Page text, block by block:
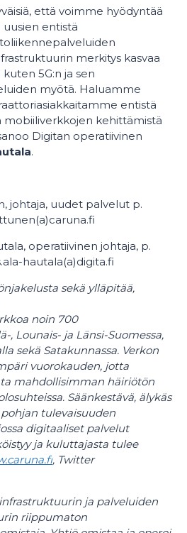
että voimme hyödyntää
entistä
merkitys kasvaa
5G:n ja sen
myötä. Haluamme
entistä
mobiiliverkkojen kehittämistä
Digitan operatiivinen
.
johtaja, uudet palvelut p.
operatiivinen johtaja, p.
hautala(a)digita.fi
sekä ylläpitää,
noin 700
, Lounais- ja Länsi-Suomessa,
sekä Satakunnassa. Verkon
vuorokauden, jotta
mahdollisimman häiriötön
Säänkestävä, älykäs
tulevaisuuden
digitaaliset palvelut
ja kuluttajasta tulee
, Twitter
ja palveluiden
riippumaton